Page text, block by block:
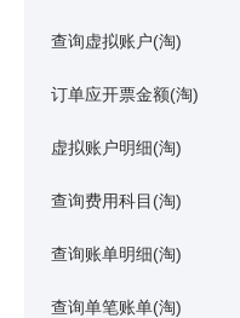
查询虚拟账户(淘)
订单应开票金额(淘)
虚拟账户明细(淘)
查询费用科目(淘)
查询账单明细(淘)
查询单笔账单(淘)